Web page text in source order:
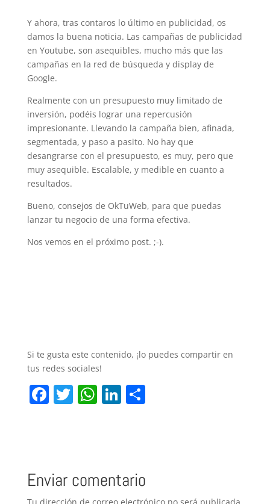
Y ahora, tras contaros lo último en publicidad, os
damos la buena noticia. Las campañas de publicidad
en Youtube, son asequibles, mucho más que las
campañas en la red de búsqueda y display de
Google.
Realmente con un presupuesto muy limitado de
inversión, podéis lograr una repercusión
impresionante. Llevando la campaña bien, afinada,
segmentada, y paso a pasito. No hay que
desangrarse con el presupuesto, es muy, pero que
muy asequible. Escalable, y medible en cuanto a
resultados.
Bueno, consejos de OkTuWeb, para que puedas
lanzar tu negocio de una forma efectiva.
Nos vemos en el próximo post. ;-).
Si te gusta este contenido, ¡lo puedes compartir en
tus redes sociales!
F
b
o
T W
A
p
Li
dI
n
C
tir
Enviar comentario
Tu dirección de correo electrónico no será publicada.